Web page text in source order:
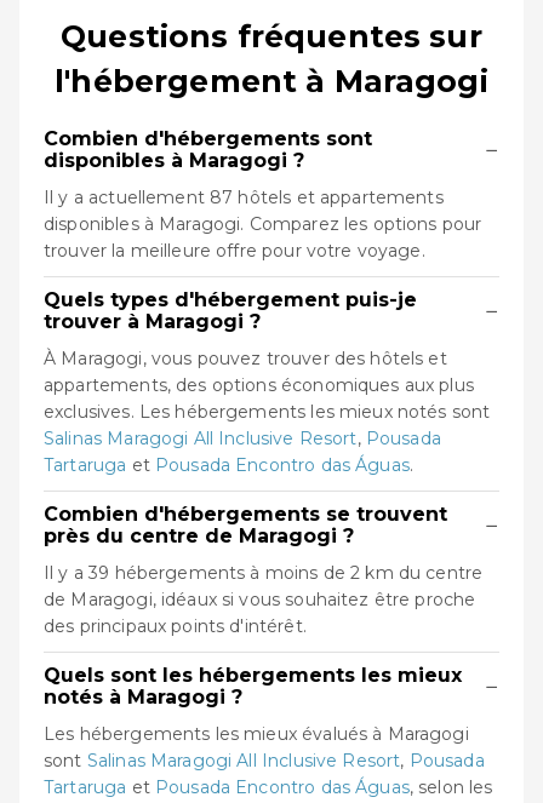
Questions fréquentes sur
l'hébergement à Maragogi
Combien d'hébergements sont
disponibles à Maragogi ?
−
Il y a actuellement 87 hôtels et appartements
disponibles à Maragogi. Comparez les options pour
trouver la meilleure offre pour votre voyage.
Quels types d'hébergement puis-je
trouver à Maragogi ?
−
À Maragogi, vous pouvez trouver des hôtels et
appartements, des options économiques aux plus
exclusives. Les hébergements les mieux notés sont
Salinas Maragogi All Inclusive Resort, Pousada
Tartaruga et Pousada Encontro das Águas.
Combien d'hébergements se trouvent
près du centre de Maragogi ?
−
Il y a 39 hébergements à moins de 2 km du centre
de Maragogi, idéaux si vous souhaitez être proche
des principaux points d'intérêt.
Quels sont les hébergements les mieux
notés à Maragogi ?
−
Les hébergements les mieux évalués à Maragogi
sont Salinas Maragogi All Inclusive Resort, Pousada
Tartaruga et Pousada Encontro das Águas, selon les